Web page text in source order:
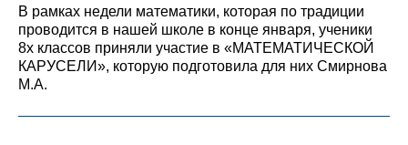
В рамках недели математики, которая по традиции
проводится в нашей школе в конце января, ученики
8х классов приняли участие в «МАТЕМАТИЧЕСКОЙ
КАРУСЕЛИ», которую подготовила для них Смирнова
М.А.